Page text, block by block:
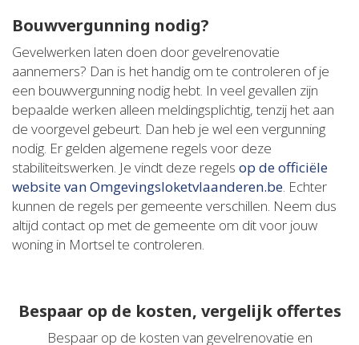
Bouwvergunning nodig?
Gevelwerken laten doen door gevelrenovatie
aannemers? Dan is het handig om te controleren of je
een bouwvergunning nodig hebt. In veel gevallen zijn
bepaalde werken alleen meldingsplichtig, tenzij het aan
de voorgevel gebeurt. Dan heb je wel een vergunning
nodig. Er gelden algemene regels voor deze
stabiliteitswerken. Je vindt deze regels op de officiële
website van Omgevingsloketvlaanderen.be. Echter
kunnen de regels per gemeente verschillen. Neem dus
altijd contact op met de gemeente om dit voor jouw
woning in Mortsel te controleren.
Bespaar op de kosten, vergelijk offertes
Bespaar op de kosten van gevelrenovatie en